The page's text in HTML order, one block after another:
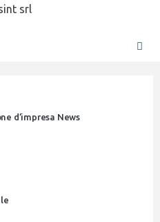
d’impresa News